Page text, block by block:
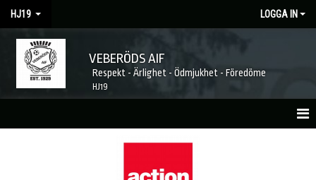
HJ19 LOGGA IN
VEBERÖDS AIF
Respekt - Ärlighet - Ödmjukhet - Föredöme
HJ19